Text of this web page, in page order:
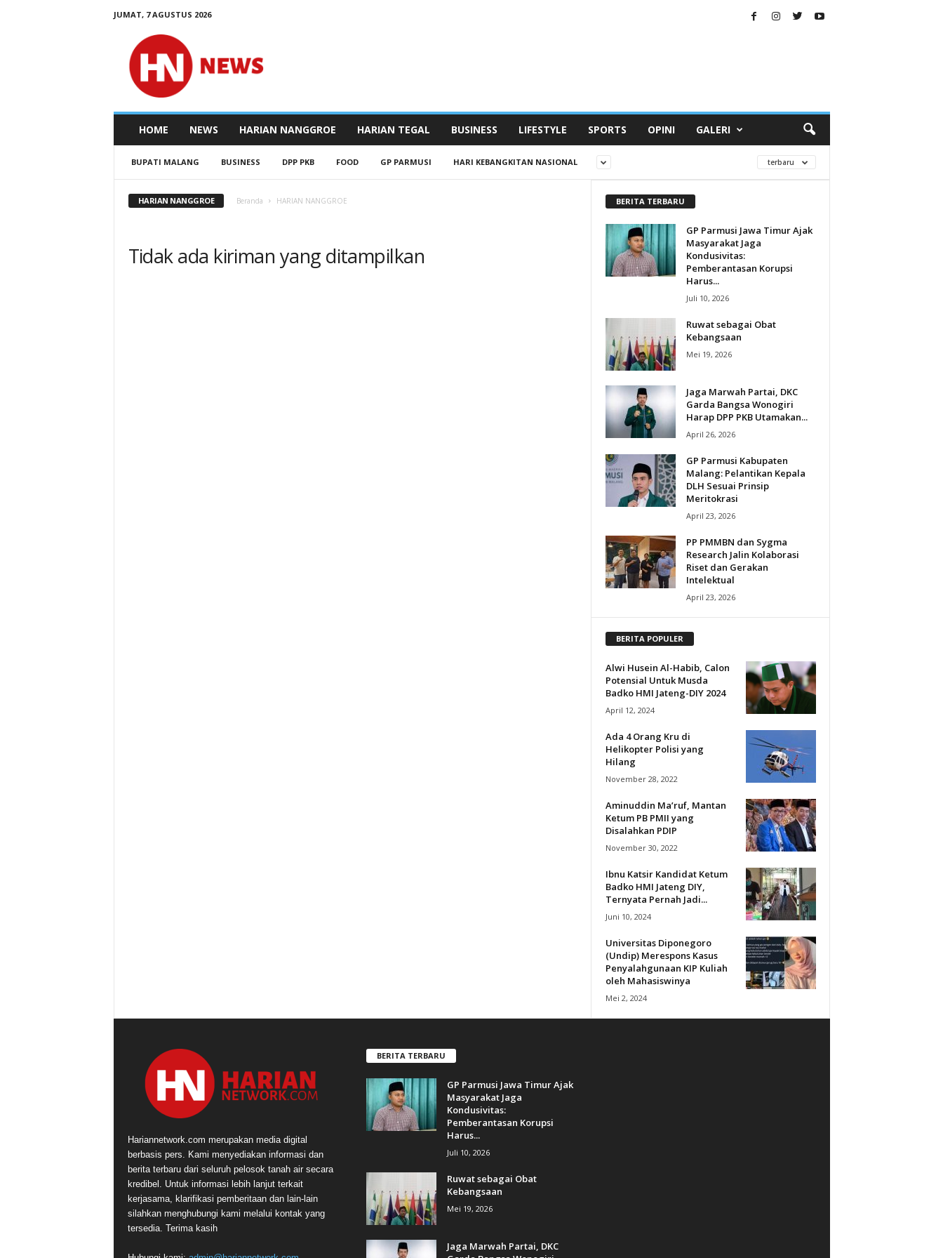
JUMAT, 7 AGUSTUS 2026
N
HOME NEWS HARIAN NANGGROE HARIAN TEGAL BUSINESS LIFESTYLE SPORTS OPINI GALERI
BUPATI MALANG BUSINESS DPP PKB FOOD GP PARMUSI HARI KEBANGKITAN NASIONAL terbaru
HARIAN NANGGROE Beranda HARIAN NANGGROE
Tidak ada kiriman yang ditampilkan
BERITA TERBARU
GP Parmusi Jawa Timur Ajak
Masyarakat Jaga
Kondusivitas:
Pemberantasan Korupsi
Harus...
Juli 10, 2026
Ruwat sebagai Obat
Kebangsaan
Mei 19, 2026
Jaga Marwah Partai, DKC
Garda Bangsa Wonogiri
Harap DPP PKB Utamakan...
April 26, 2026
GP Parmusi Kabupaten
Malang: Pelantikan Kepala
DLH Sesuai Prinsip
Meritokrasi
April 23, 2026
PP PMMBN dan Sygma
Research Jalin Kolaborasi
Riset dan Gerakan
Intelektual
April 23, 2026
BERITA POPULER
Alwi Husein Al-Habib, Calon
Potensial Untuk Musda
Badko HMI Jateng-DIY 2024
April 12, 2024
Ada 4 Orang Kru di
Helikopter Polisi yang
Hilang
November 28, 2022
Aminuddin Ma’ruf, Mantan
Ketum PB PMII yang
Disalahkan PDIP
November 30, 2022
Ibnu Katsir Kandidat Ketum
Badko HMI Jateng DIY,
Ternyata Pernah Jadi...
Juni 10, 2024
Universitas Diponegoro
(Undip) Merespons Kasus
Penyalahgunaan KIP Kuliah
oleh Mahasiswinya
Mei 2, 2024
Hariannetwork.com merupakan media digital
berbasis pers. Kami menyediakan informasi dan
berita terbaru dari seluruh pelosok tanah air secara
kredibel. Untuk informasi lebih lanjut terkait
kerjasama, klarifikasi pemberitaan dan lain-lain
silahkan menghubungi kami melalui kontak yang
tersedia. Terima kasih
BERITA TERBARU
GP Parmusi Jawa Timur Ajak
Masyarakat Jaga
Kondusivitas:
Pemberantasan Korupsi
Harus...
Juli 10, 2026
Ruwat sebagai Obat
Kebangsaan
Mei 19, 2026
Jaga Marwah Partai, DKC